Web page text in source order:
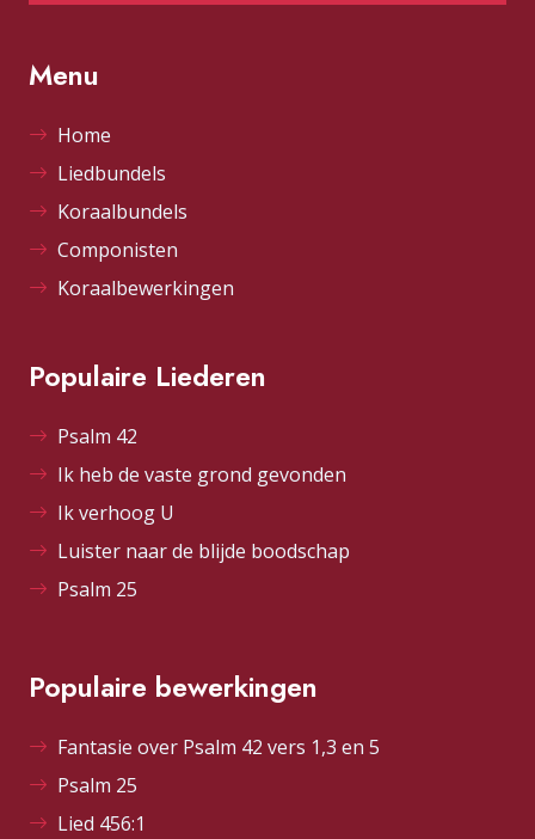
Menu
Home
Liedbundels
Koraalbundels
Componisten
Koraalbewerkingen
Populaire Liederen
Psalm 42
Ik heb de vaste grond gevonden
Ik verhoog U
Luister naar de blijde boodschap
Psalm 25
Populaire bewerkingen
Fantasie over Psalm 42 vers 1,3 en 5
Psalm 25
Lied 456:1